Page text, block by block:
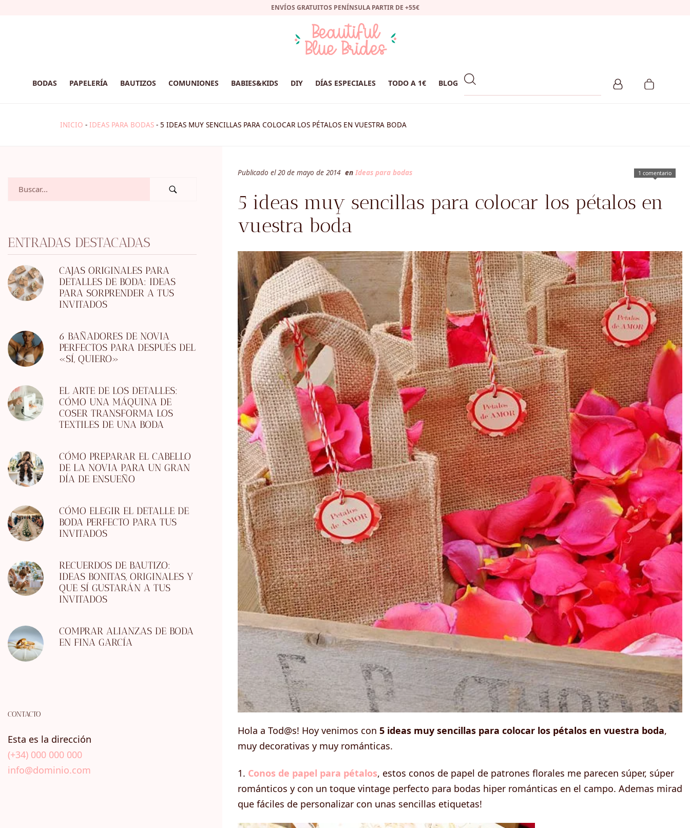
ENVÍOS GRATUITOS PENÍNSULA PARTIR DE +55€
BODAS PAPELERÍA BAUTIZOS COMUNIONES BABIES&KIDS DIY DÍAS ESPECIALES TODO A 1€ BLOG
INICIO - IDEAS PARA BODAS - 5 IDEAS MUY SENCILLAS PARA COLOCAR LOS PÉTALOS EN VUESTRA BODA
1 comentario
Publicado el 20 de mayo de 2014 en Ideas para bodas
5 ideas muy sencillas para colocar los pétalos en
vuestra boda
Hola a Tod@s! Hoy venimos con 5 ideas muy sencillas para colocar los pétalos en vuestra boda,
muy decorativas y muy románticas.
1. Conos de papel para pétalos, estos conos de papel de patrones florales me parecen súper, súper
románticos y con un toque vintage perfecto para bodas hiper románticas en el campo. Ademas mirad
que fáciles de personalizar con unas sencillas etiquetas!
ENTRADAS DESTACADAS
CAJAS ORIGINALES PARA
DETALLES DE BODA: IDEAS
PARA SORPRENDER A TUS
INVITADOS
6 BAÑADORES DE NOVIA
PERFECTOS PARA DESPUÉS DEL
«SÍ, QUIERO»
EL ARTE DE LOS DETALLES:
CÓMO UNA MÁQUINA DE
COSER TRANSFORMA LOS
TEXTILES DE UNA BODA
CÓMO PREPARAR EL CABELLO
DE LA NOVIA PARA UN GRAN
DÍA DE ENSUEÑO
CÓMO ELEGIR EL DETALLE DE
BODA PERFECTO PARA TUS
INVITADOS
RECUERDOS DE BAUTIZO:
IDEAS BONITAS, ORIGINALES Y
QUE SÍ GUSTARÁN A TUS
INVITADOS
COMPRAR ALIANZAS DE BODA
EN FINA GARCÍA
CONTACTO
Esta es la dirección
(+34) 000 000 000
info@dominio.com